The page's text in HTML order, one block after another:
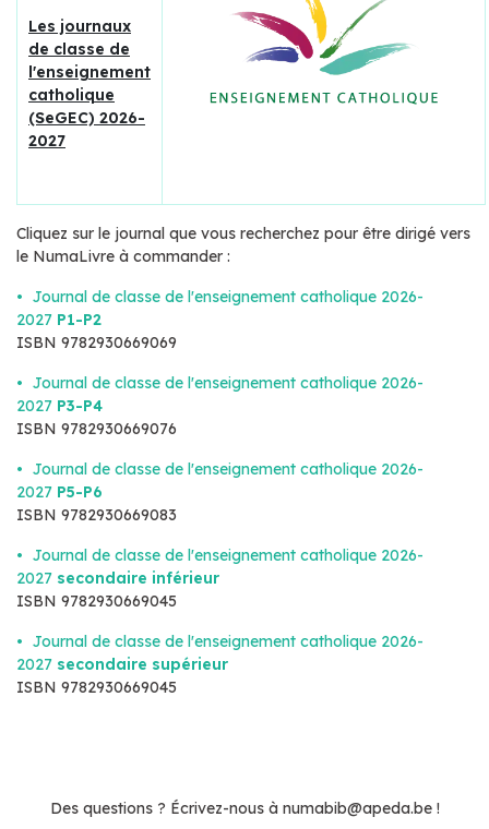
Les journaux
de classe de
l'enseignement
catholique
(SeGEC) 2026-
2027
Cliquez sur le journal que vous recherchez pour être dirigé vers
le NumaLivre à commander :
Journal de classe de l'enseignement catholique 2026-
2027 P1-P2
ISBN 9782930669069
Journal de classe de l'enseignement catholique 2026-
2027 P3-P4
ISBN 9782930669076
Journal de classe de l'enseignement catholique 2026-
2027 P5-P6
ISBN 9782930669083
Journal de classe de l'enseignement catholique 2026-
2027 secondaire inférieur
ISBN 9782930669045
Journal de classe de l'enseignement catholique 2026-
2027 secondaire supérieur
ISBN 9782930669045
Des questions ? Écrivez-nous à numabib@apeda.be !